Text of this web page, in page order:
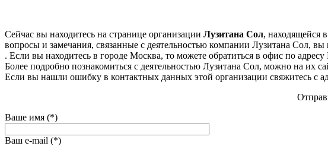
Сейчас вы находитесь на странице организации Лузитана Сол, находящейся
вопросы и замечания, связанные с деятельностью компании Лузитана Сол,
. Если вы находитесь в городе Москва, то можете обратиться в офис по
Более подробно познакомиться с деятельностью Лузитана Сол, можно на их
Если вы нашли ошибку в контактных данных этой организации свяжитесь с
Ваше имя (*)
Ваш e-mail (*)